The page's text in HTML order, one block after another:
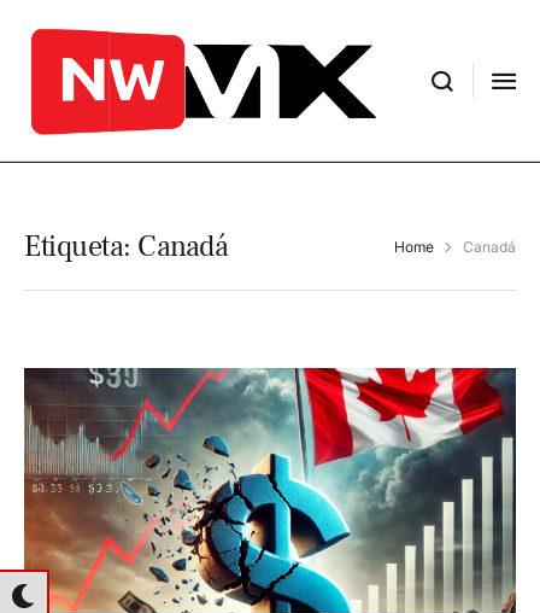
Etiqueta: Canadá Home Canadá